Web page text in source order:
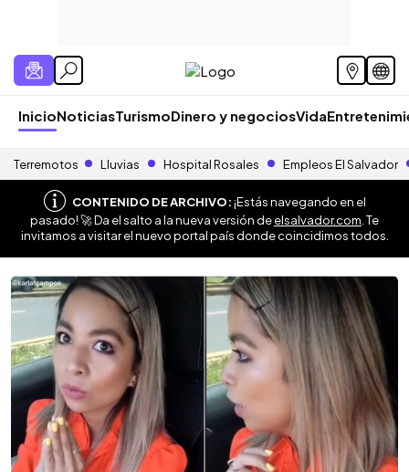
InicioNoticiasTurismoDinero y negociosVida
Terremotos Lluvias Hospital Rosales Empleos El Salvador
CONTENIDO DE ARCHIVO:¡Estás navegando en el
pasado! 🚀 Da el salto a la nueva versión deelsalvador.com . Te
invitamos a visitar el nuevo portal país donde coincidimos todos.